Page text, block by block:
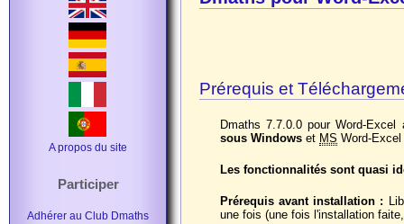
A propos du site
Participer
Adhérer au Club Dmaths
Prérequis et
Dmaths 7.7.0.0 pour Word-
sous Windows et MS Word-
Les fonctionnalités sont quasi
Prérequis avant installation :
une fois (une fois l'installation